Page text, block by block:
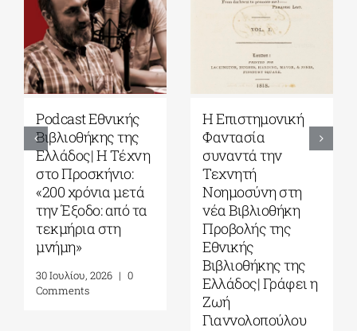
Podcast Εθνικής
Βιβλιοθήκης της
Ελλάδος| Η Tέχνη
στο Προσκήνιο:
«200 χρόνια μετά
την Έξοδο: από τα
τεκμήρια στη
μνήμη»
30 Ιουλίου, 2026 | 0
Comments
Η Επιστημονική
Φαντασία
συναντά την
Τεχνητή
Νοημοσύνη στη
νέα Βιβλιοθήκη
Προβολής της
Εθνικής
Βιβλιοθήκης της
Ελλάδος| Γράφει η
Ζωή
Γιαννολοπούλου